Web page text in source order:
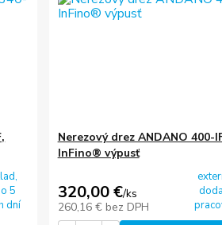
5
dní
Nerezový drez ANDANO 400-
InFino® výpusť
320,00 €/ks
260,16 € bez DPH